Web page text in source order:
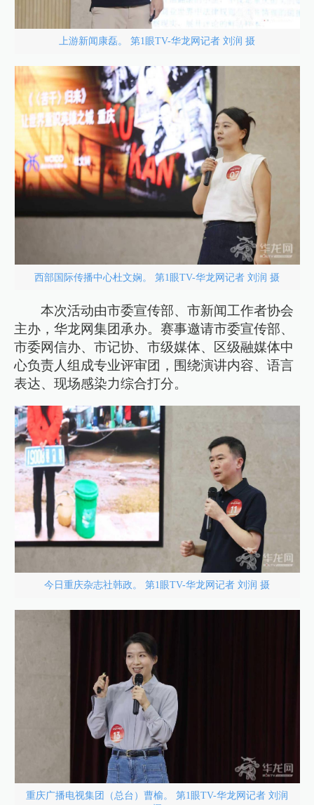
上游新闻康磊。 第1眼TV-华龙网记者 刘润 摄
西部国际传播中心杜文娴。 第1眼TV-华龙网记者 刘润 摄
本次活动由市委宣传部、市新闻工作者协会
主办，华龙网集团承办。赛事邀请市委宣传部、
市委网信办、市记协、市级媒体、区级融媒体中
心负责人组成专业评审团，围绕演讲内容、语言
表达、现场感染力综合打分。
今日重庆杂志社韩政。 第1眼TV-华龙网记者 刘润 摄
重庆广播电视集团（总台）曹榆。 第1眼TV-华龙网记者 刘润